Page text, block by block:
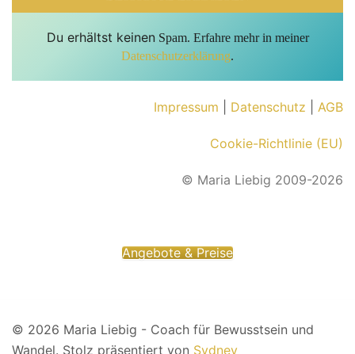
Du erhältst keinenSpam. Erfahre mehr in meiner
Datenschutzerklärung.
Impressum Datenschutz AGB
Cookie-Richtlinie (EU)
© Maria Liebig 2009-2026
Angebote & Preise
© 2026 Maria Liebig - Coach für Bewusstsein und
Wandel. Stolz präsentiert von Sydney